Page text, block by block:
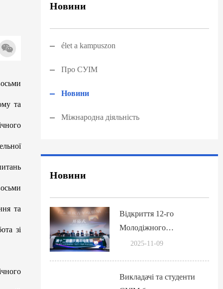
та
та
зі
Новини
élet a kampuszon
Про СУІМ
Новини
Міжнародна діяльність
Новини
Відкриття 12-го
Молодіжного
кінофестивалю в Чунціні
2025-11-09
Викладачі та студенти